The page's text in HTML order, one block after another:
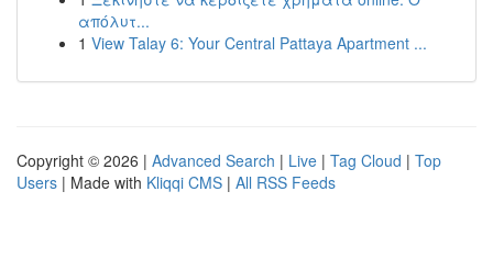
απόλυτ...
1 View Talay 6: Your Central Pattaya Apartment ...
Copyright © 2026 | Advanced Search | Live | Tag Cloud | Top
Users | Made with Kliqqi CMS | All RSS Feeds